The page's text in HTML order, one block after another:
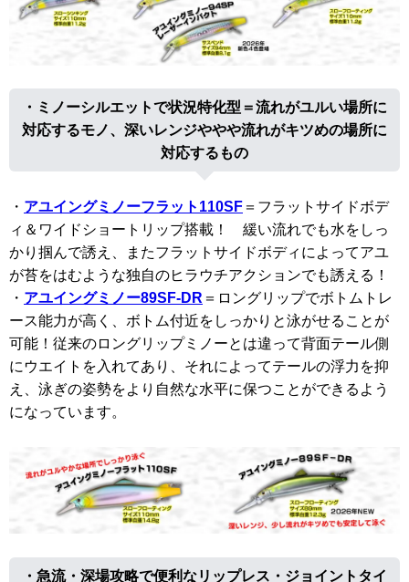
・ミノーシルエットで状況特化型＝流れがユルい場所に
対応するモノ、深いレンジややや流れがキツめの場所に
対応するもの
・ アユイングミノーフラット110SF ＝フラットサイドボデ
ィ＆ワイドショートリップ搭載！ 緩い流れでも水をしっ
かり掴んで誘え、またフラットサイドボディによってアユ
が苔をはむような独自のヒラウチアクションでも誘える！
・ アユイングミノー89SF-DR ＝ロングリップでボトムトレ
ース能力が高く、ボトム付近をしっかりと泳がせることが
可能！従来のロングリップミノーとは違って背面テール側
にウエイトを入れてあり、それによってテールの浮力を抑
え、泳ぎの姿勢をより自然な水平に保つことができるよう
になっています。
・急流・深場攻略で便利なリップレス・ジョイントタイ